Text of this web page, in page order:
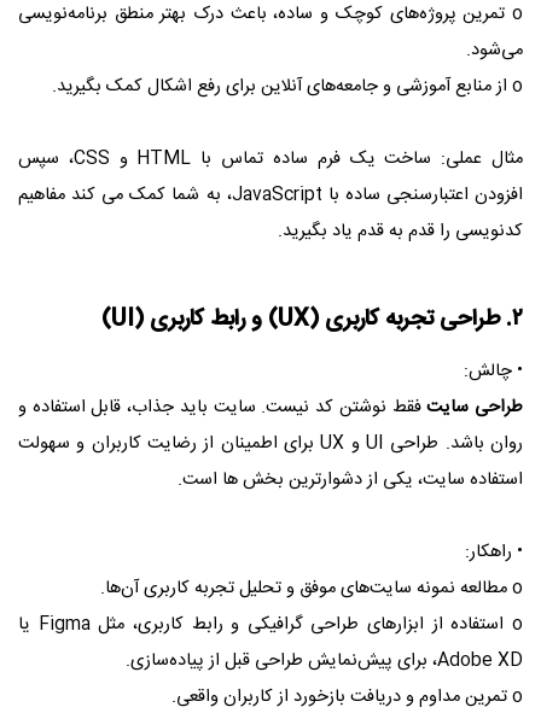
o تمرین پروژه‌های کوچک و ساده، باعث درک بهتر منطق برنامه‌نویسی
می‌شود.
o از منابع آموزشی و جامعه‌های آنلاین برای رفع اشکال کمک بگیرید.
مثال عملی: ساخت یک فرم ساده تماس با HTML و CSS، سپس
افزودن اعتبارسنجی ساده با JavaScript، به شما کمک می‌ کند مفاهیم
کدنویسی را قدم به قدم یاد بگیرید.
۲. طراحی تجربه کاربری (UX) و رابط کاربری (UI)
• چالش:
طراحی سایتفقط نوشتن کد نیست. سایت باید جذاب، قابل استفاده و
روان باشد. طراحی UI و UX برای اطمینان از رضایت کاربران و سهولت
استفاده سایت، یکی از دشوارترین بخش‌ ها است.
• راهکار:
o مطالعه نمونه سایت‌های موفق و تحلیل تجربه کاربری آن‌ها.
o استفاده از ابزارهای طراحی گرافیکی و رابط کاربری، مثل Figma یا
Adobe XD، برای پیش‌نمایش طراحی قبل از پیاده‌سازی.
o تمرین مداوم و دریافت بازخورد از کاربران واقعی.